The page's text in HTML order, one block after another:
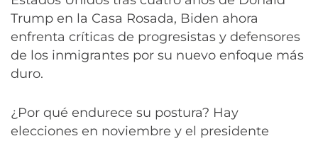
Trump en la Casa Rosada, Biden ahora
enfrenta críticas de progresistas y defensores
de los inmigrantes por su nuevo enfoque más
duro.
¿Por qué endurece su postura? Hay
elecciones en noviembre y el presidente